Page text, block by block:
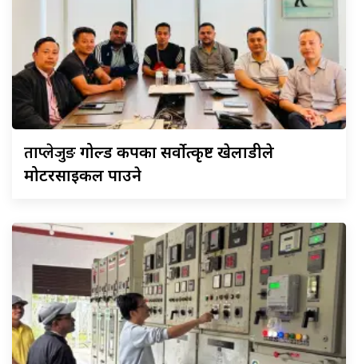
ताप्लेजुङगोल्ड कपका सर्वोत्कृष्ट खेलाडीले
मोटरसाइकल पाउने